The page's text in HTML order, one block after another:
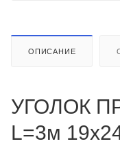
ОПИСАНИЕ
УГОЛОК
L=3м